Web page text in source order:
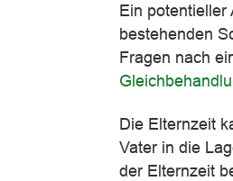
Ein potentieller
bestehenden
Fragen nach
Die Elternzeit
Vater in die
der Elternzeit